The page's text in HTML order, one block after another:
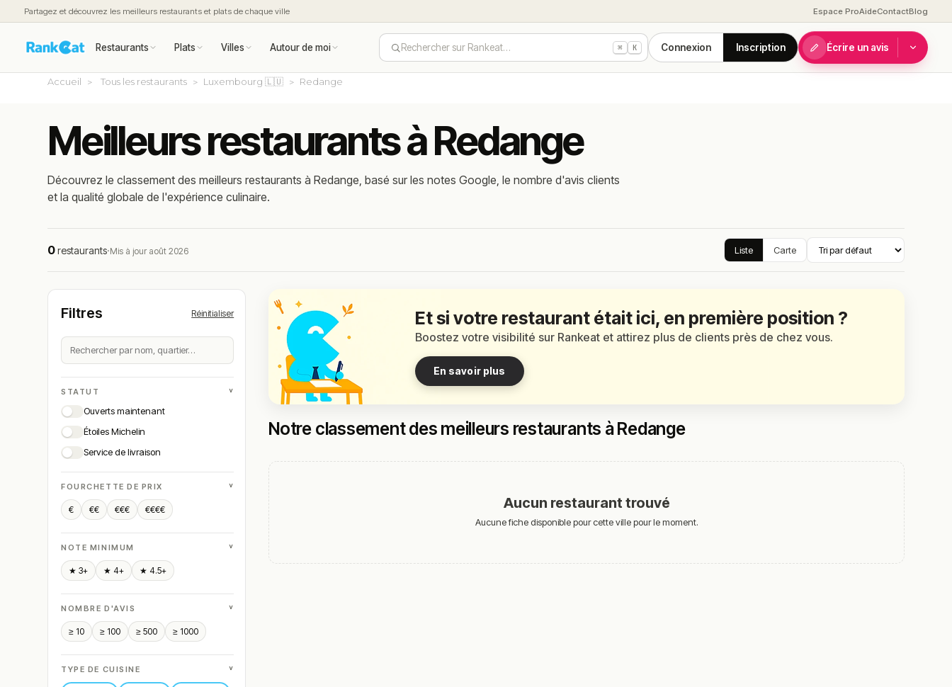
Partagez et découvrez les meilleurs restaurants et plats de chaque ville Espace ProAideContactBlog
Restaurants Plats Villes Autour de moi Rechercher sur Rankeat… ⌘ K Connexion Inscription Écrire un avis
Accueil Tous les restaurants Luxembourg 🇱🇺 Redange
Meilleurs restaurants à Redange
Découvrez le classement des meilleurs restaurants à Redange, basé sur les notes Google, le nombre d'avis clients
et la qualité globale de l'expérience culinaire.
0restaurants·Mis à jour août 2026 Liste Carte
Filtres Réinitialiser
STATUT ˅
Ouverts maintenant
Étoiles Michelin
Service de livraison
FOURCHETTE DE PRIX ˅
€ €€ €€€ €€€€
NOTE MINIMUM ˅
★ 3+ ★ 4+ ★ 4.5+
NOMBRE D'AVIS ˅
≥ 10 ≥ 100 ≥ 500 ≥ 1000
TYPE DE CUISINE ˅
Et si votre restaurant était ici, en première position ?
Boostez votre visibilité sur Rankeat et attirez plus de clients près de chez vous.
En savoir plus
Notre classement des meilleurs restaurants à Redange
Aucun restaurant trouvé
Aucune fiche disponible pour cette ville pour le moment.